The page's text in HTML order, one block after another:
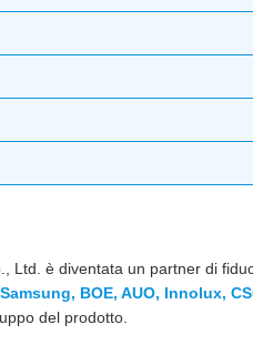
Ltd. è diventata un partner di
BOE, AUO, Innolux,
del prodotto.